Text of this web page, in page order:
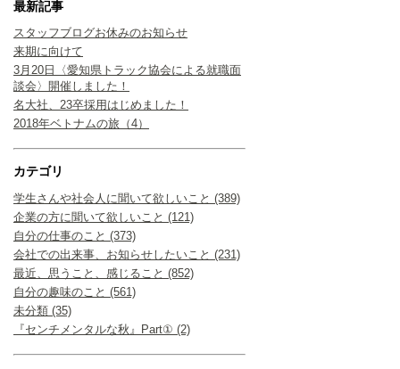
最新記事
スタッフブログお休みのお知らせ
来期に向けて
3月20日〈愛知県トラック協会による就職面
談会〉開催しました！
名大社、23卒採用はじめました！
2018年ベトナムの旅（4）
カテゴリ
学生さんや社会人に聞いて欲しいこと (389)
企業の方に聞いて欲しいこと (121)
自分の仕事のこと (373)
会社での出来事、お知らせしたいこと (231)
最近、思うこと、感じること (852)
自分の趣味のこと (561)
未分類 (35)
『センチメンタルな秋』Part① (2)